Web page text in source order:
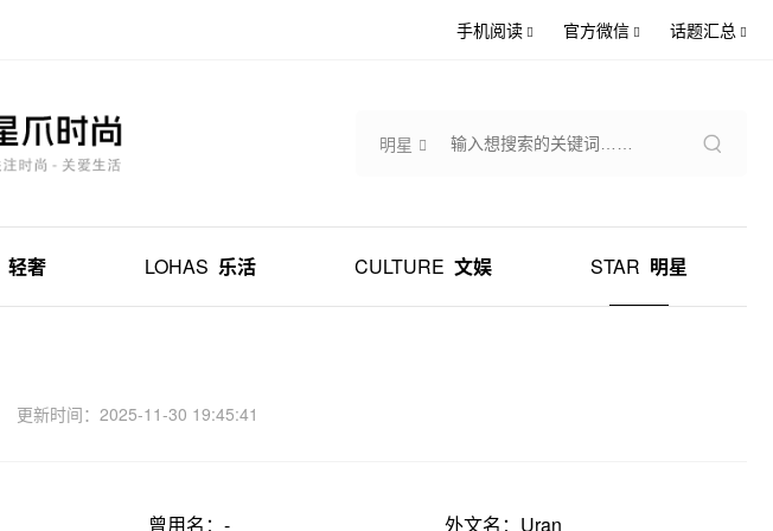
手机阅读 官方微信 话题汇总
明星
轻奢 LOHAS 乐活 CULTURE 文娱 STAR 明星
更新时间：2025-11-30 19:45:41
曾用名：- 外文名：Uran